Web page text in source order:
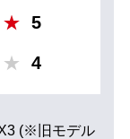
5
4
(※旧モデル